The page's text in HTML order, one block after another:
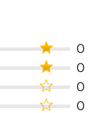
0
0
0
0